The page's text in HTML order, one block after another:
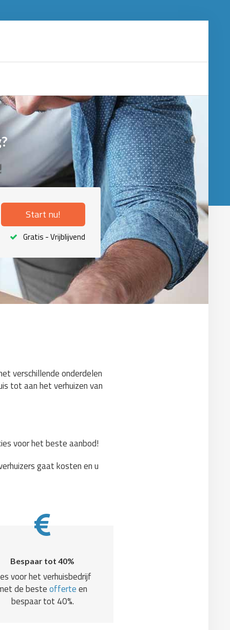
Start nu!
Gratis - Vrijblijvend
verschillende onderdelen
tot aan het verhuizen van
voor het beste aanbod!
gaat kosten en u
Bespaar tot 40%
voor het verhuisbedrijf
de besteofferteen
bespaar tot 40%.